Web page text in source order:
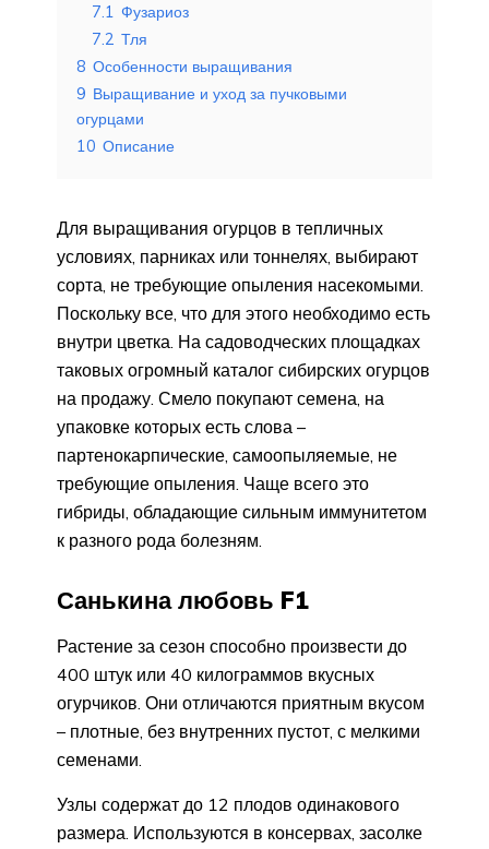
7.1 Фузариоз
7.2 Тля
8 Особенности выращивания
9 Выращивание и уход за пучковыми
огурцами
10 Описание
Для выращивания огурцов в тепличных
условиях, парниках или тоннелях, выбирают
сорта, не требующие опыления насекомыми.
Поскольку все, что для этого необходимо есть
внутри цветка. На садоводческих площадках
таковых огромный каталог сибирских огурцов
на продажу. Смело покупают семена, на
упаковке которых есть слова –
партенокарпические, самоопыляемые, не
требующие опыления. Чаще всего это
гибриды, обладающие сильным иммунитетом
к разного рода болезням.
Санькина любовь F1
Растение за сезон способно произвести до
400 штук или 40 килограммов вкусных
огурчиков. Они отличаются приятным вкусом
– плотные, без внутренних пустот, с мелкими
семенами.
Узлы содержат до 12 плодов одинакового
размера. Используются в консервах, засолке